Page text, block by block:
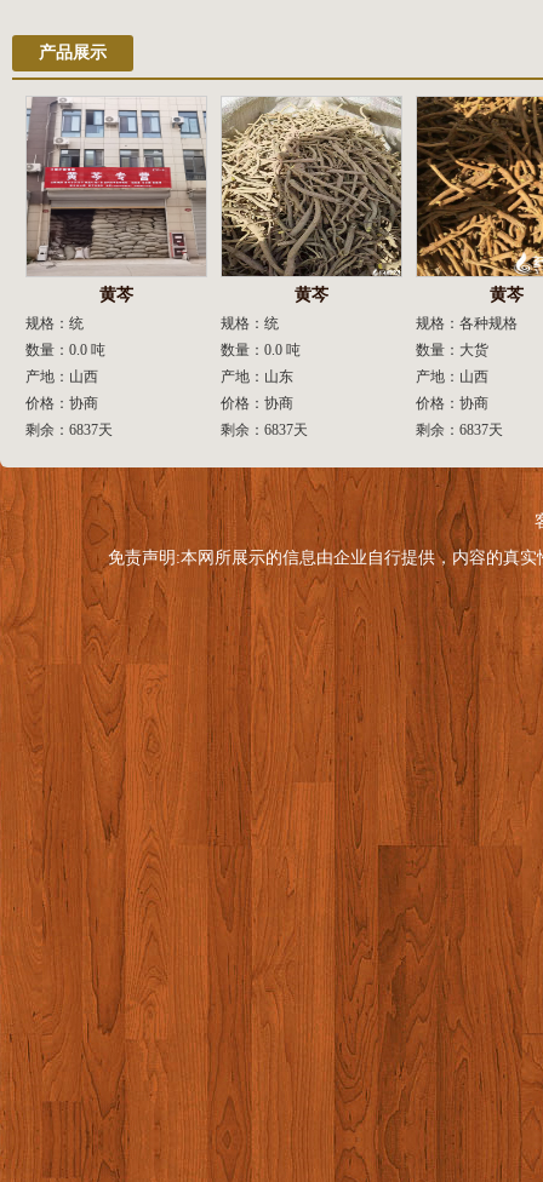
产品展示
黄芩
规格：统
数量：0.0 吨
产地：山西
价格：协商
剩余：6837天
黄芩
规格：统
数量：0.0 吨
产地：山东
价格：协商
剩余：6837天
黄芩
规格：各种规格
数量：大货
产地：山西
价格：协商
剩余：6837天
免责声明:本网所展示的信息由企业自行提供，内容的真